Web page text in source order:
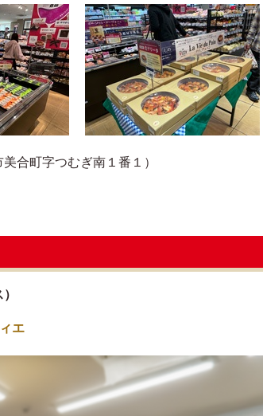
合町字つむぎ南１番１）
エ